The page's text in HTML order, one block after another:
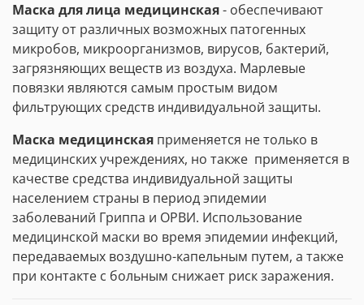
Маска для лица медицинская- обеспечивают
защиту от различных возможных патогенных
микробов, микроорганизмов, вирусов, бактерий,
загрязняющих веществ из воздуха. Марлевые
повязки являются самым простым видом
фильтрующих средств индивидуальной защиты.
Маска медицинская применяется не только в
медицинских учреждениях, но также применяется в
качестве средства индивидуальной защиты
населением страны в период эпидемии
заболеваний Гриппа и ОРВИ. Использование
медицинской маски во время эпидемии инфекций,
передаваемых воздушно-капельным путем, а также
при контакте с больным снижает риск заражения.